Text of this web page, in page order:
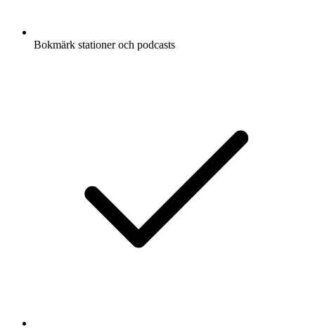
Bokmärk stationer och podcasts